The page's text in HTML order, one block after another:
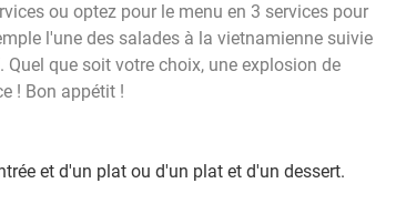
ou optez pour le menu en 3 services pour
l'une des salades à la vietnamienne suivie
que soit votre choix, une explosion de
! Bon appétit !
et d'un plat ou d'un plat et d'un dessert.